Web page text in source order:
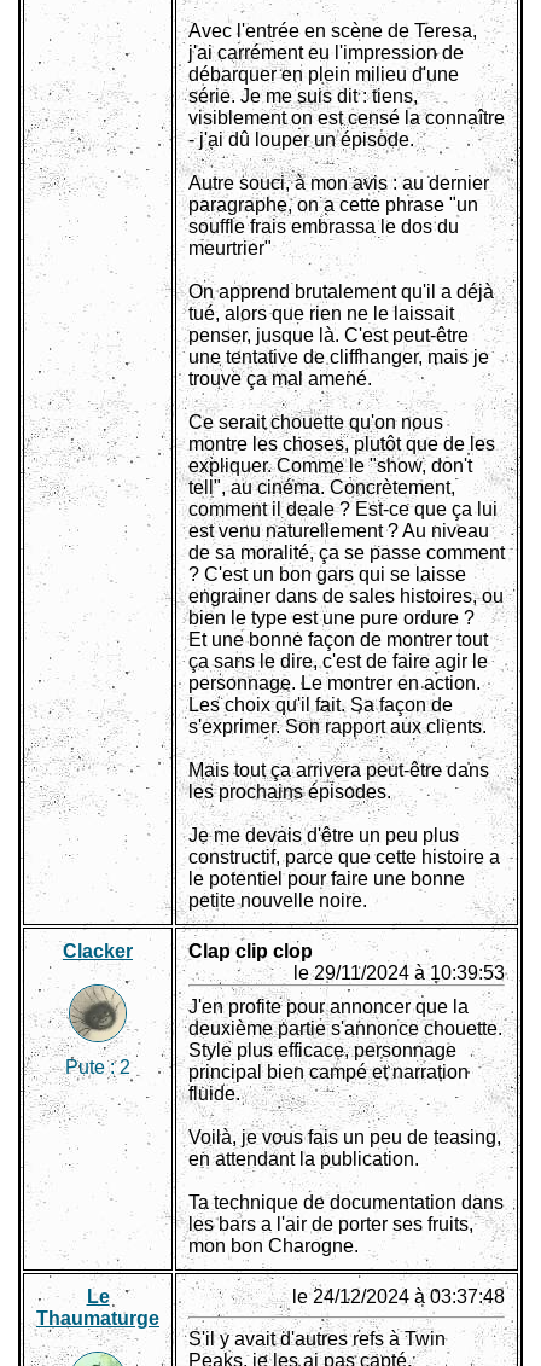
Avec l'entrée en scène de Teresa,
j'ai carrément eu l'impression de
débarquer en plein milieu d'une
série. Je me suis dit : tiens,
visiblement on est censé la connaître
- j'ai dû louper un épisode.
Autre souci, à mon avis : au dernier
paragraphe, on a cette phrase "un
souffle frais embrassa le dos du
meurtrier"
On apprend brutalement qu'il a déjà
tué, alors que rien ne le laissait
penser, jusque là. C'est peut-être
une tentative de cliffhanger, mais je
trouve ça mal amené.
Ce serait chouette qu'on nous
montre les choses, plutôt que de les
expliquer. Comme le "show, don't
tell", au cinéma. Concrètement,
comment il deale ? Est-ce que ça lui
est venu naturellement ? Au niveau
de sa moralité, ça se passe comment
? C'est un bon gars qui se laisse
engrainer dans de sales histoires, ou
bien le type est une pure ordure ?
Et une bonne façon de montrer tout
ça sans le dire, c'est de faire agir le
personnage. Le montrer en action.
Les choix qu'il fait. Sa façon de
s'exprimer. Son rapport aux clients.
Mais tout ça arrivera peut-être dans
les prochains épisodes.
Je me devais d'être un peu plus
constructif, parce que cette histoire a
le potentiel pour faire une bonne
petite nouvelle noire.
Clacker
Pute :2
Clap clip clop
le 29/11/2024 à 10:39:53
J'en profite pour annoncer que la
deuxième partie s'annonce chouette.
Style plus efficace, personnage
principal bien campé et narration
fluide.
Voilà, je vous fais un peu de teasing,
en attendant la publication.
Ta technique de documentation dans
les bars a l'air de porter ses fruits,
mon bon Charogne.
Le
Thaumaturge
le 24/12/2024 à 03:37:48
S'il y avait d'autres refs à Twin
Peaks, je les ai pas capté.